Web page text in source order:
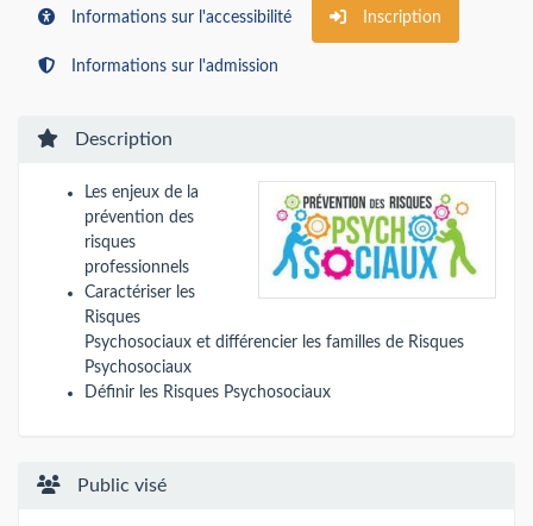
Informations sur l'accessibilité Inscription
Informations sur l'admission
Description
Les enjeux de la
prévention des
risques
professionnels
Caractériser les
Risques
Psychosociaux et différencier les familles de Risques
Psychosociaux
Définir les Risques Psychosociaux
Public visé